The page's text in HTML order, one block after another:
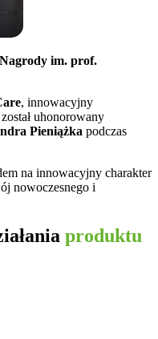
im. prof.
, innowacyjny
uhonorowany
Pieniążka podczas
na innowacyjny charakter
nowoczesnego i
produktu